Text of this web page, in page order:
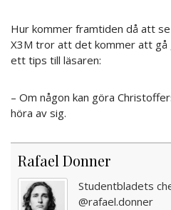
Hur kommer framtiden då att
X3M tror att det kommer att gå
ett tips till läsaren:
– Om någon kan göra
höra av sig.
Rafael Donner
Studentbladets
@rafael.donner